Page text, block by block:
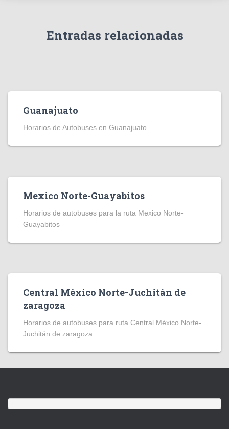
Entradas relacionadas
Guanajuato
Horarios de Autobuses en Guanajuato
Mexico Norte-Guayabitos
Horarios de autobuses para la ruta Mexico Norte-
Guayabitos
Central México Norte-Juchitán de
zaragoza
Horarios de autobuses para ruta Central México Norte-
Juchitán de zaragoza